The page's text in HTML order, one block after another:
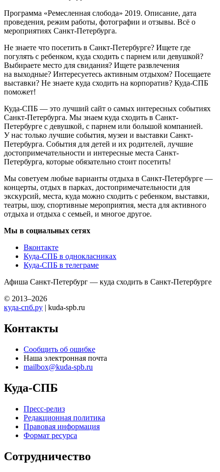
Программа «Ремесленная слобода» 2019. Описание, дата
проведения, режим работы, фотографии и отзывы. Всё о
мероприятиях Санкт-Петербурга.
Не знаете что посетить в Санкт-Петербурге? Ищете где
погулять с ребенком, куда сходить с парнем или девушкой?
Выбираете место для свидания? Ищете развлечения
на выходные? Интересуетесь активным отдыхом? Посещаете
выставки? Не знаете куда сходить на корпоратив? Куда-СПБ
поможет!
Куда-СПБ — это лучший сайт о самых интересных событиях
Санкт-Петербурга. Мы знаем куда сходить в Санкт-
Петербурге с девушкой, с парнем или большой компанией.
У нас только лучшие события, музеи и выставки Санкт-
Петербурга. События для детей и их родителей, лучшие
достопримечательности и интересные места Санкт-
Петербурга, которые обязательно стоит посетить!
Мы советуем любые варианты отдыха в Санкт-Петербурге —
концерты, отдых в парках, достопримечательности для
экскурсий, места, куда можно сходить с ребенком, выставки,
театры, шоу, спортивные мероприятия, места для активного
отдыха и отдыха с семьей, и многое другое.
Мы в социальных сетях
Вконтакте
Куда-СПБ в однокласниках
Куда-СПБ в телеграме
Афиша Санкт-Петербург — куда сходить в Санкт-Петербурге
© 2013–2026
куда-спб.ру | kuda-spb.ru
Контакты
Сообщить об ошибке
Наша электронная почта
mailbox@kuda-spb.ru
Куда-СПБ
Пресс-релиз
Редакционная политика
Правовая информация
Формат ресурса
Сотрудничество